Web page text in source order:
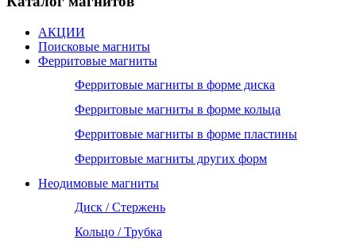
АКЦИИ
Поисковые магниты
Ферритовые магниты
Ферритовые магниты в форме диска
Ферритовые магниты в форме кольца
Ферритовые магниты в форме пластины
Ферритовые магниты других форм
Неодимовые магниты
Диск / Стержень
Кольцо / Трубка